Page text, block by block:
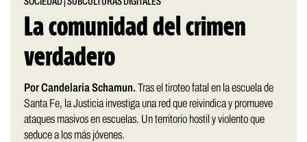
La comunidad del crimen
verdadero
Por Candelaria Schamun. Tras el tiroteo fatal en la escuela de
Santa Fe, la Justicia investiga una red que reivindica y promueve
ataques masivos en escuelas. Un territorio hostil y violento que
seduce a los más jóvenes.